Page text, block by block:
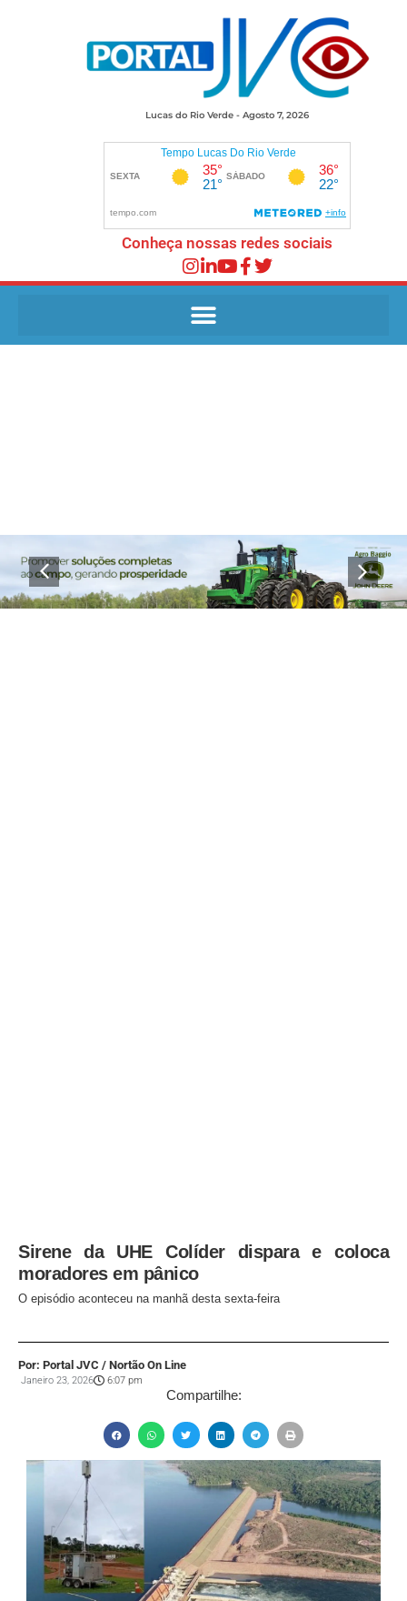
Lucas do Rio Verde - Agosto 7, 2026
Conheça nossas redes sociais
Sirene da UHE Colíder dispara e coloca
moradores em pânico
O episódio aconteceu na manhã desta sexta-feira
Por: Portal JVC / Nortão On Line
Janeiro 23, 2026 6:07 pm
Compartilhe: